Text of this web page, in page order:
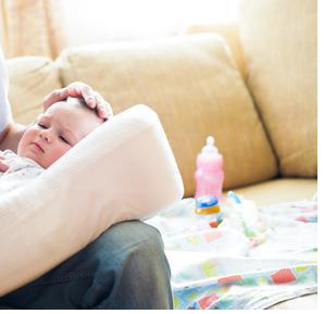
Grossesse et chaleur : ce
que dit la science
Le smartphone nuit-il à
l'apprentissage de la
lecture ?